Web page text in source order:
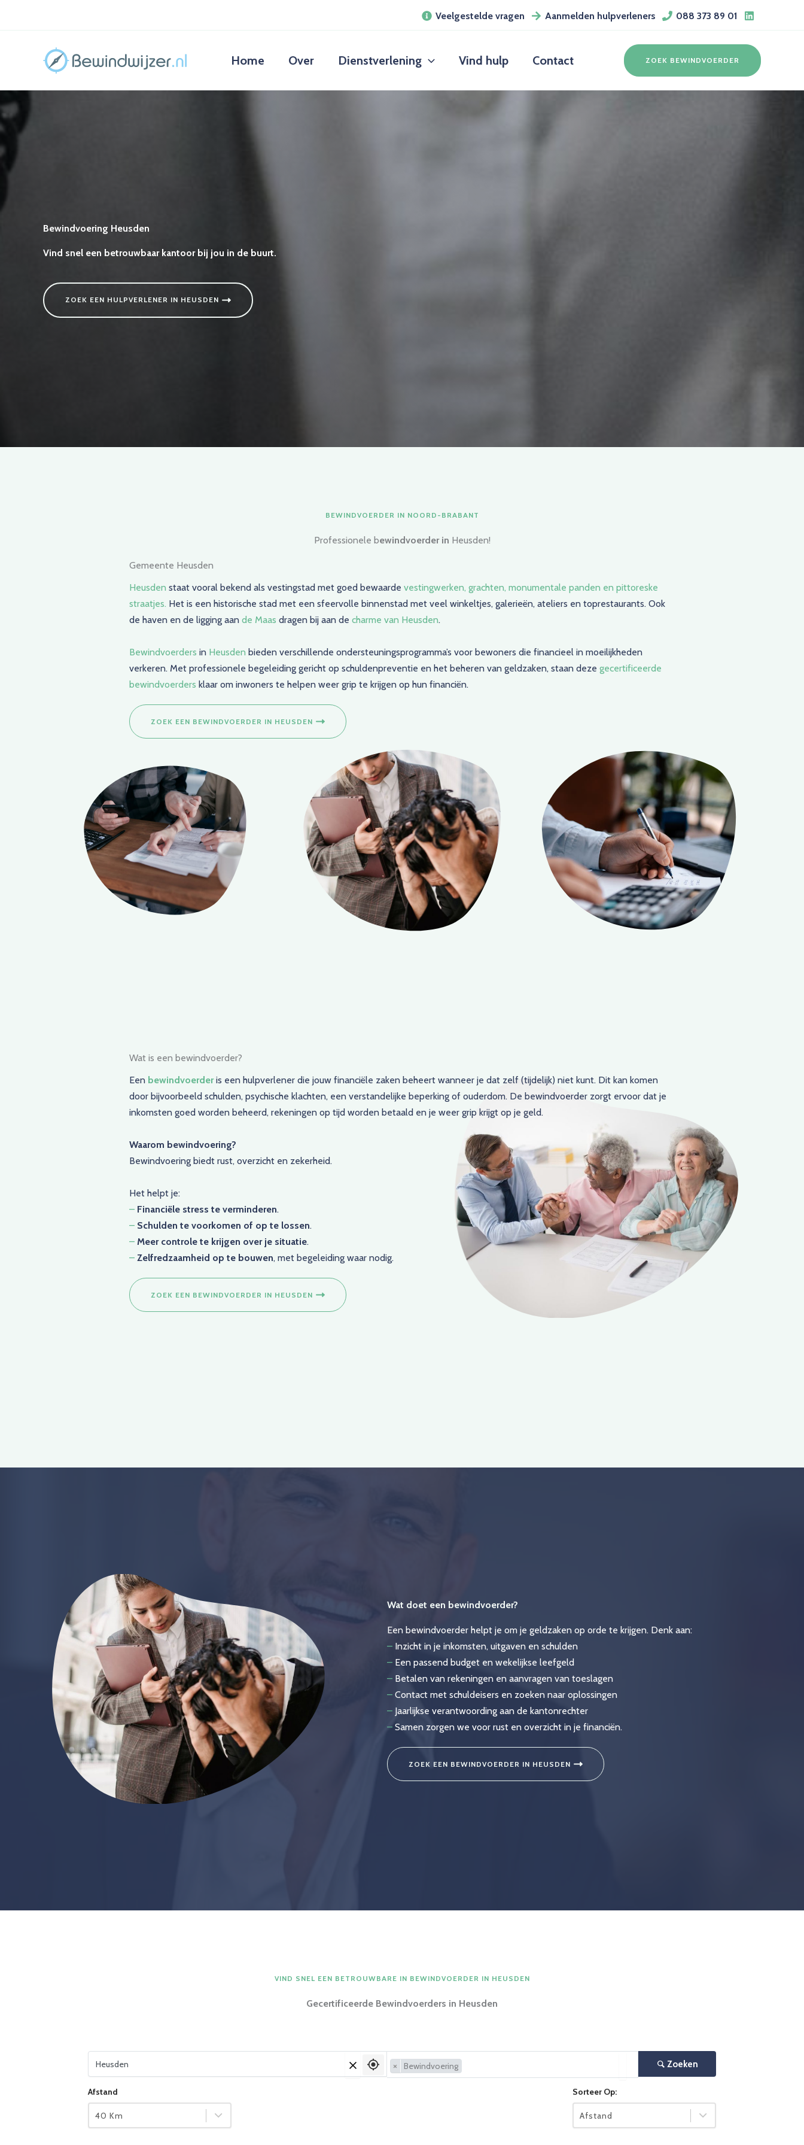
Veelgestelde vragen Aanmelden hulpverleners 088 373 89 01
Home Over Dienstverlening Vind hulp Contact ZOEK BEWINDVOERDER
Bewindvoering Heusden
Vind snel een betrouwbaar kantoor bij jou in de buurt.
ZOEK EEN HULPVERLENER IN HEUSDEN
BEWINDVOERDER IN NOORD-BRABANT
Professionele bewindvoerder in Heusden!
Gemeente Heusden
Heusden staat vooral bekend als vestingstad met goed bewaarde vestingwerken, grachten, monumentale panden en pittoreske
straatjes. Het is een historische stad met een sfeervolle binnenstad met veel winkeltjes, galerieën, ateliers en toprestaurants. Ook
de haven en de ligging aan de Maas dragen bij aan de charme van Heusden.
Bewindvoerders in Heusden bieden verschillende ondersteuningsprogramma’s voor bewoners die financieel in moeilijkheden
verkeren. Met professionele begeleiding gericht op schuldenpreventie en het beheren van geldzaken, staan deze gecertificeerde
bewindvoerders klaar om inwoners te helpen weer grip te krijgen op hun financiën.
ZOEK EEN BEWINDVOERDER IN HEUSDEN
Wat is een bewindvoerder?
Een bewindvoerderis een hulpverlener die jouw financiële zaken beheert wanneer je dat zelf (tijdelijk) niet kunt. Dit kan komen
door bijvoorbeeld schulden, psychische klachten, een verstandelijke beperking of ouderdom. De bewindvoerder zorgt ervoor dat je
inkomsten goed worden beheerd, rekeningen op tijd worden betaald en je weer grip krijgt op je geld.
Waarom bewindvoering?
Bewindvoering biedt rust, overzicht en zekerheid.
Het helpt je:
– Financiële stress te verminderen.
– Schulden te voorkomen of op te lossen.
– Meer controle te krijgen over je situatie.
– Zelfredzaamheid op te bouwen, met begeleiding waar nodig.
ZOEK EEN BEWINDVOERDER IN HEUSDEN
Wat doet een bewindvoerder?
Een bewindvoerder helpt je om je geldzaken op orde te krijgen. Denk aan:
– Inzicht in je inkomsten, uitgaven en schulden
– Een passend budget en wekelijkse leefgeld
– Betalen van rekeningen en aanvragen van toeslagen
– Contact met schuldeisers en zoeken naar oplossingen
– Jaarlijkse verantwoording aan de kantonrechter
– Samen zorgen we voor rust en overzicht in je financiën.
ZOEK EEN BEWINDVOERDER IN HEUSDEN
VIND SNEL EEN BETROUWBARE IN BEWINDVOERDER IN HEUSDEN
Gecertificeerde Bewindvoerders in Heusden
Vul je woonplaats in
× Bewindvoering Zoeken
Afstand
40 Km
Sorteer Op:
Afstand